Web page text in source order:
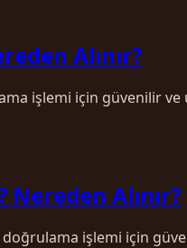
Alınır?
işlemi için güvenilir
Nereden Alınır?
doğrulama işlemi için